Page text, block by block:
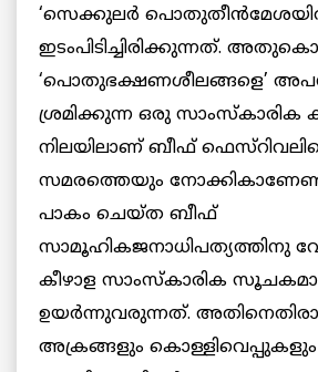
‘സെക്കുലര്‍
ഇടംപിടിച്ചിരിക്കുന്നത്.
‘പൊതുഭക്ഷണശീലങ്ങളെ’
ശ്രമിക്കുന്ന ഒരു സാംസ്കാരിക
നിലയിലാണ് ബീഫ്
സമരത്തെയും
പാകം ചെയ്ത ബീഫ്
സാമൂഹികജനാധിപത്യത്തിനു
കീഴാള സാംസ്കാരിക
ഉയര്‍ന്നുവരുന്നത്.
അക്രങ്ങളും